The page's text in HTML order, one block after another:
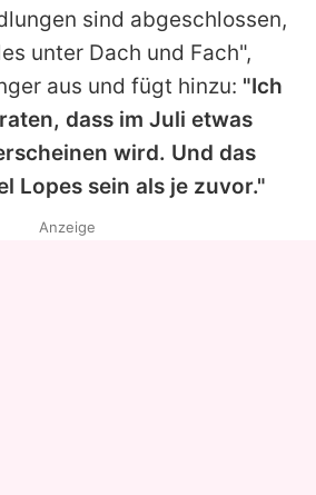
verwalten
sind abgeschlossen,
unter Dach und Fach",
aus und fügt hinzu: "Ich
dass im Juli etwas
wird. Und das
Lopes sein als je zuvor."
Anzeige